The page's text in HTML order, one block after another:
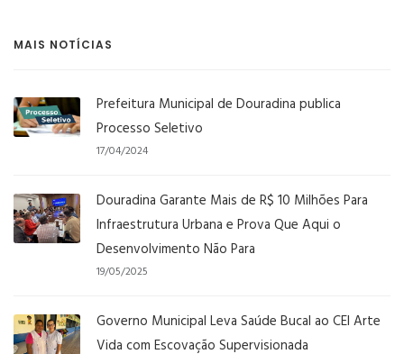
MAIS NOTÍCIAS
Prefeitura Municipal de Douradina publica
Processo Seletivo
17/04/2024
Douradina Garante Mais de R$ 10 Milhões Para
Infraestrutura Urbana e Prova Que Aqui o
Desenvolvimento Não Para
19/05/2025
Governo Municipal Leva Saúde Bucal ao CEI Arte
Vida com Escovação Supervisionada